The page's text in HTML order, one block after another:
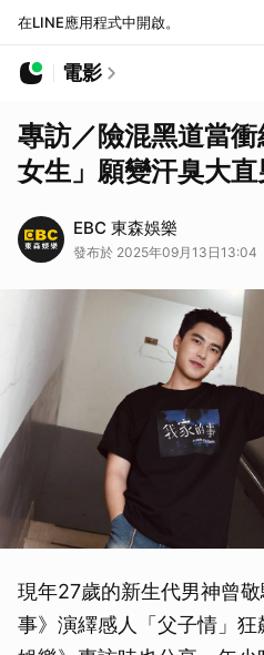
在LINE應用程式中開啟。
電影
專訪／險混黑道當
女生」願變汗臭大直
EBC 東森娛樂
發布於 2025年09月13日13:04
現年27歲的新生代男神曾
事》演繹感人「父子情」